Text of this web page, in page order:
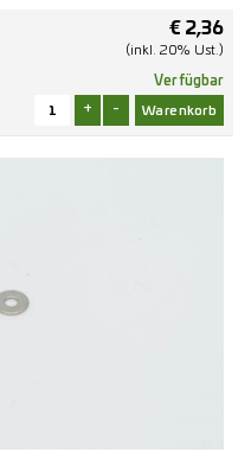
€ 2,36
(inkl. 20% Ust.)
Verfügbar
+ -